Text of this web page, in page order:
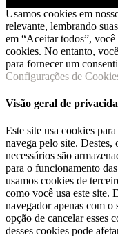
Usamos cookies em
relevante, lembrando
em “Aceitar todos”,
cookies. No entanto,
para fornecer um
Configurações de
Visão geral de
Este site usa cookies
navega pelo site. Destes,
necessários são
para o funcionamento
usamos cookies de
como você usa este site.
navegador apenas com o
opção de cancelar esses
desses cookies pode